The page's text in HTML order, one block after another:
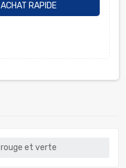
ACHAT RAPIDE
rouge et verte